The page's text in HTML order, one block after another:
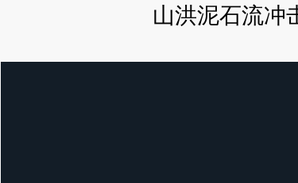
山洪泥石流冲